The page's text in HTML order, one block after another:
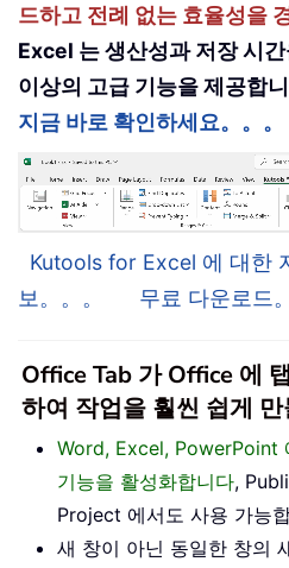
드하고 전례 없는 효율성을
Excel 는 생산성과 저장 시
이상의 고급 기능을 제공합니
지금 바로 확인하세요。。。
Kutools for Excel 에 대한
보。。。
무료 다운로드
Office Tab 가 Office 에
하여 작업을 훨씬 쉽게
Word, Excel, PowerPoint
기능을 활성화합니다,
Project 에서도 사용 가능합
새 창이 아닌 동일한 창의